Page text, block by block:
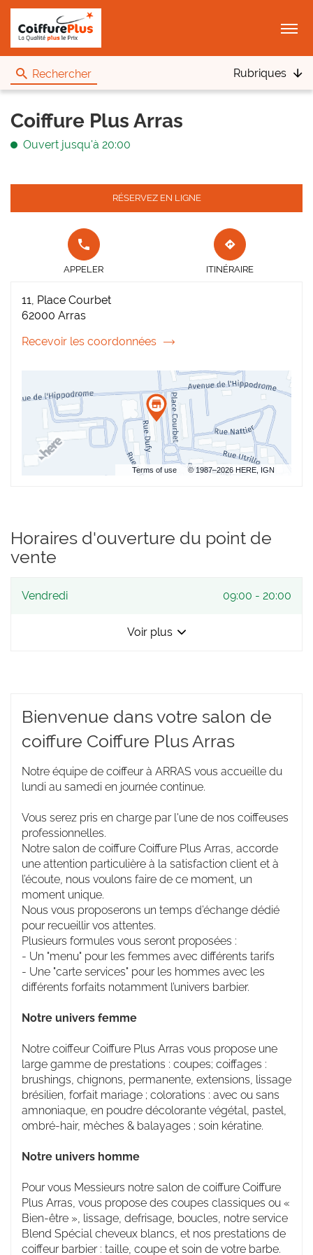
Menu
Rechercher Rubriques
Coiffure Plus Arras
Ouvert jusqu'à 20:00
RÉSERVEZ EN LIGNE
APPELER
LE POINT
DE VENTE
PLUS
ARRAS AU
APPELER ITINÉRAIRE
JUSQU'AU
POINT
DE
11, Place Courbet
62000 Arras
Recevoir les coordonnées
du
Coiffure
Terms of use © 1987–2026 HERE, IGN
Horaires d'ouverture du point de
vente
Horaires
Vendredi 09:00 - 20:00
Voir plus
et
de
Coiffure
Arras
Bienvenue dans votre salon de
coiffure Coiffure Plus Arras
Notre équipe de coiffeur à ARRAS vous accueille du
lundi au samedi en journée continue.
Vous serez pris en charge par l'une de nos coiffeuses
professionnelles.
Notre salon de coiffure Coiffure Plus Arras, accorde
une attention particulière à la satisfaction client et à
l’écoute, nous voulons faire de ce moment, un
moment unique.
Nous vous proposerons un temps d’échange dédié
pour recueillir vos attentes.
Plusieurs formules vous seront proposées :
- Un "menu" pour les femmes avec différents tarifs
- Une "carte services" pour les hommes avec les
différents forfaits notamment l’univers barbier.
Notre univers femme
Notre coiffeur Coiffure Plus Arras vous propose une
large gamme de prestations : coupes; coiffages :
brushings, chignons, permanente, extensions, lissage
brésilien, forfait mariage ; colorations : avec ou sans
amnoniaque, en poudre décolorante végétal, pastel,
ombré-hair, mèches & balayages ; soin kératine.
Notre univers homme
Pour vous Messieurs notre salon de coiffure Coiffure
Plus Arras, vous propose des coupes classiques ou «
Bien-être », lissage, defrisage, boucles, notre service
Blend Spécial cheveux blancs, et nos prestations de
coiffeur barbier : taille, coupe et soin de votre barbe.